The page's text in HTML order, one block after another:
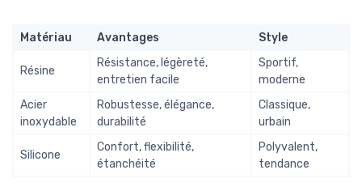
Matériau Avantages Style
Résine
Résistance, légèreté,
entretien facile
Sportif,
moderne
Acier
inoxydable
Robustesse, élégance,
durabilité
Classique,
urbain
Silicone
Confort, flexibilité,
étanchéité
Polyvalent,
tendance